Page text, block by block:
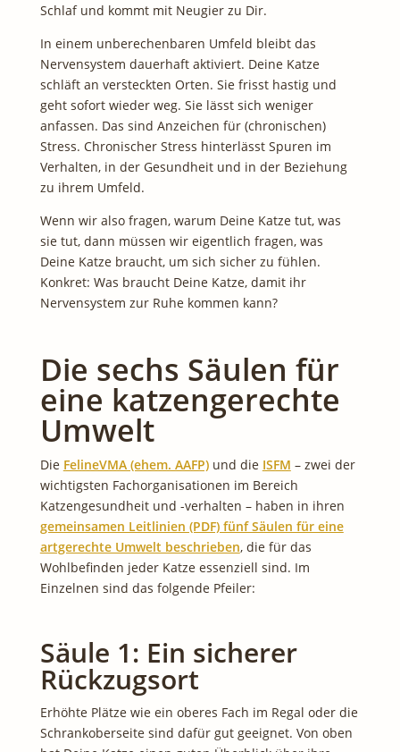
Schlaf und kommt mit Neugier zu Dir.
In einem unberechenbaren Umfeld bleibt das
Nervensystem dauerhaft aktiviert. Deine Katze
schläft an versteckten Orten. Sie frisst hastig und
geht sofort wieder weg. Sie lässt sich weniger
anfassen. Das sind Anzeichen für (chronischen)
Stress. Chronischer Stress hinterlässt Spuren im
Verhalten, in der Gesundheit und in der Beziehung
zu ihrem Umfeld.
Wenn wir also fragen, warum Deine Katze tut, was
sie tut, dann müssen wir eigentlich fragen, was
Deine Katze braucht, um sich sicher zu fühlen.
Konkret: Was braucht Deine Katze, damit ihr
Nervensystem zur Ruhe kommen kann?
Die sechs Säulen für
eine katzengerechte
Umwelt
Die FelineVMA (ehem. AAFP)und die ISFM – zwei der
wichtigsten Fachorganisationen im Bereich
Katzengesundheit und -verhalten – haben in ihren
gemeinsamen Leitlinien (PDF) fünf Säulen für eine
artgerechte Umwelt beschrieben, die für das
Wohlbefinden jeder Katze essenziell sind. Im
Einzelnen sind das folgende Pfeiler:
Säule 1: Ein sicherer
Rückzugsort
Erhöhte Plätze wie ein oberes Fach im Regal oder die
Schrankoberseite sind dafür gut geeignet. Von oben